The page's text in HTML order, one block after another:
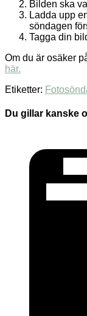
Bilden ska
Ladda upp
söndagen
Tagga din
Om du är osäker
här.
Etiketter:
Du gillar kanske